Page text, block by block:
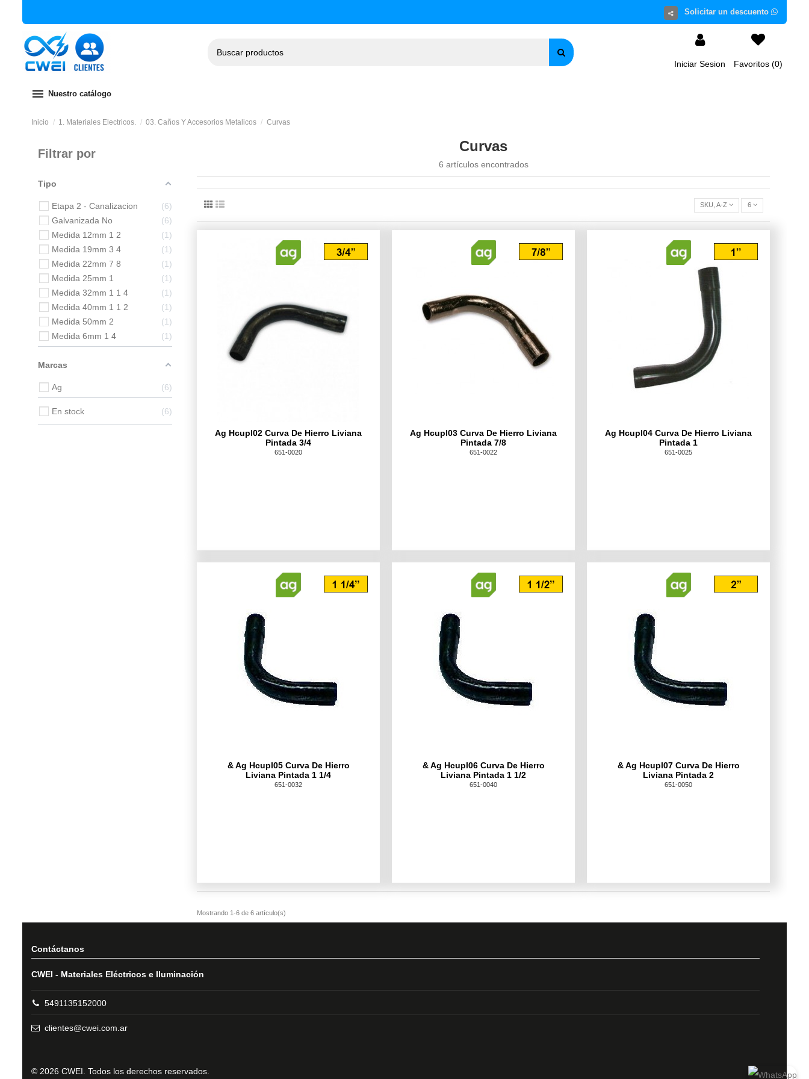
Iniciar Sesion Favoritos (0)
menu Nuestro catálogo
Inicio 1. Materiales Electricos. 03. Caños Y Accesorios Metalicos Curvas
Curvas
6 artículos encontrados
Ag Hcupl02 Curva De Hierro Liviana
Pintada 3/4
651-0020
Ag Hcupl03 Curva De Hierro Liviana
Pintada 7/8
651-0022
Ag Hcupl04 Curva De Hierro Liviana
Pintada 1
651-0025
& Ag Hcupl05 Curva De Hierro
Liviana Pintada 1 1/4
651-0032
& Ag Hcupl06 Curva De Hierro
Liviana Pintada 1 1/2
651-0040
& Ag Hcupl07 Curva De Hierro
Liviana Pintada 2
651-0050
Filtrar por
Tipo
Etapa 2 - Canalizacion
6
Galvanizada No
6
Medida 12mm 1 2
1
Medida 19mm 3 4
1
Medida 22mm 7 8
1
Medida 25mm 1
1
Medida 32mm 1 1 4
1
Medida 40mm 1 1 2
1
Medida 50mm 2
1
Medida 6mm 1 4
1
Marcas
Ag 6
En stock 6
Contáctanos
CWEI - Materiales Eléctricos e Iluminación
5491135152000
clientes@cwei.com.ar
© 2026 CWEI. Todos los derechos reservados.